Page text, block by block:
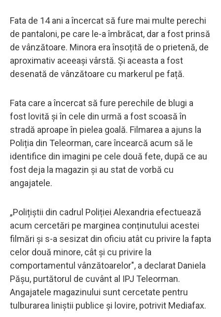
Fata de 14 ani a încercat să fure mai multe perechi
de pantaloni, pe care le-a îmbrăcat, dar a fost prinsă
de vânzătoare. Minora era însoțită de o prietenă, de
aproximativ aceeași vârstă. Și aceasta a fost
desenată de vânzătoare cu markerul pe față.
Fata care a încercat să fure perechile de blugi a
fost lovită și în cele din urmă a fost scoasă în
stradă aproape în pielea goală. Filmarea a ajuns la
Poliția din Teleorman, care încearcă acum să le
identifice din imagini pe cele două fete, după ce au
fost deja la magazin și au stat de vorbă cu
angajatele.
„Polițiștii din cadrul Poliției Alexandria efectuează
acum cercetări pe marginea conținutului acestei
filmări și s-a sesizat din oficiu atât cu privire la fapta
celor două minore, cât și cu privire la
comportamentul vânzătoarelor", a declarat Daniela
Pășu, purtătorul de cuvânt al IPJ Teleorman.
Angajatele magazinului sunt cercetate pentru
tulburarea liniștii publice și lovire, potrivit Mediafax.